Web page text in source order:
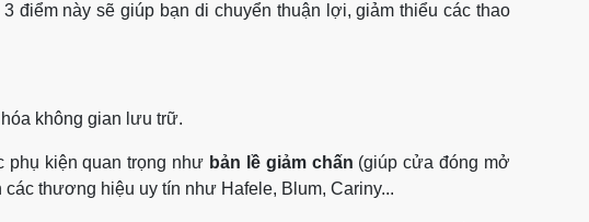
điểm này sẽ giúp bạn di chuyển thuận lợi, giảm thiểu các thao
không gian lưu trữ.
phụ kiện quan trọng như bản lề giảm chấn (giúp cửa đóng mở
thương hiệu uy tín như Hafele, Blum, Cariny...